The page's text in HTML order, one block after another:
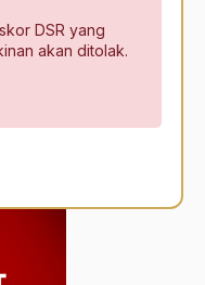
DSR yang
akan ditolak.